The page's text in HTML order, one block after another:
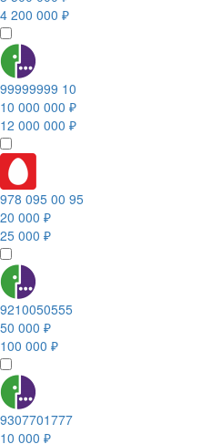
4 200 000 ₽
99999999 10
10 000 000 ₽
12 000 000 ₽
978 095 00 95
20 000 ₽
25 000 ₽
9210050555
50 000 ₽
100 000 ₽
9307701777
10 000 ₽